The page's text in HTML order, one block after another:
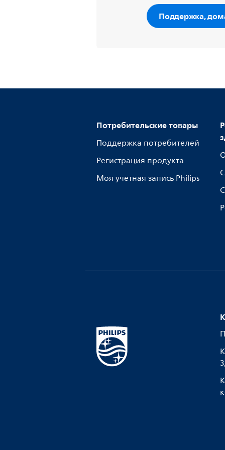
Поддержка,
Потребительские товары
Поддержка потребителей
Регистрация продукта
Моя учетная запись Philips